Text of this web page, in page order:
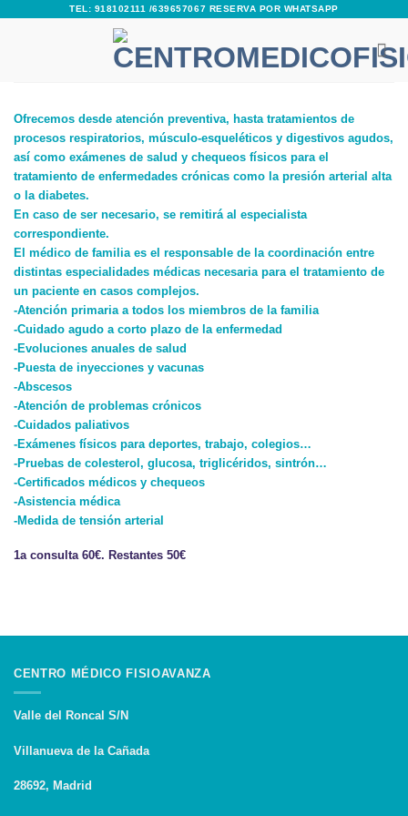
TEL: 918102111 /639657067 RESERVA POR WHATSAPP
Ofrecemos desde atención preventiva, hasta tratamientos de
procesos respiratorios, músculo-esqueléticos y digestivos agudos,
así como exámenes de salud y chequeos físicos para el
tratamiento de enfermedades crónicas como la presión arterial alta
o la diabetes.
En caso de ser necesario, se remitirá al especialista
correspondiente.
El médico de familia es el responsable de la coordinación entre
distintas especialidades médicas necesaria para el tratamiento de
un paciente en casos complejos.
-Atención primaria a todos los miembros de la familia
-Cuidado agudo a corto plazo de la enfermedad
-Evoluciones anuales de salud
-Puesta de inyecciones y vacunas
-Abscesos
-Atención de problemas crónicos
-Cuidados paliativos
-Exámenes físicos para deportes, trabajo, colegios…
-Pruebas de colesterol, glucosa, triglicéridos, sintrón…
-Certificados médicos y chequeos
-Asistencia médica
-Medida de tensión arterial
1a consulta 60€. Restantes 50€
CENTRO MÉDICO FISIOAVANZA
Valle del Roncal S/N
Villanueva de la Cañada
28692, Madrid